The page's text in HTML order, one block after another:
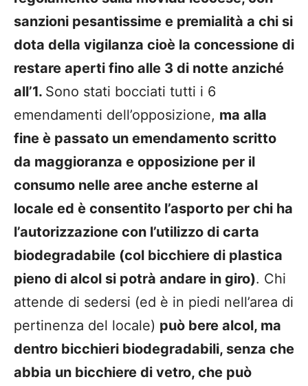
sanzioni pesantissime e premialità a chi si
dota della vigilanza cioè la concessione di
restare aperti fino alle 3 di notte anziché
all’1. Sono stati bocciati tutti i 6
emendamenti dell’opposizione, ma alla
fine è passato un emendamento scritto
da maggioranza e opposizione per il
consumo nelle aree anche esterne al
locale ed è consentito l’asporto per chi ha
l’autorizzazione con l’utilizzo di carta
biodegradabile (col bicchiere di plastica
pieno di alcol si potrà andare in giro). Chi
attende di sedersi (ed è in piedi nell’area di
pertinenza del locale) può bere alcol, ma
dentro bicchieri biodegradabili, senza che
abbia un bicchiere di vetro, che può